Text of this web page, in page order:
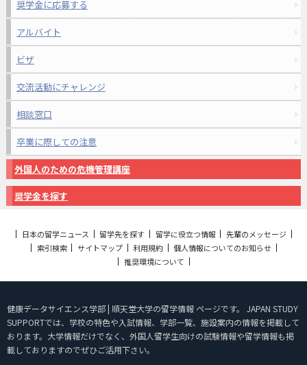
奨学金に応募する
アルバイト
ビザ
交流活動にチャレンジ
相談窓口
卒業に際しての注意
外国人のための危機管理講座
奨学金を探す
日本の留学ニュース 留学先を探す 留学に役立つ情報
先輩のメッセージ
索引検索
サイトマップ 利用規約
個人情報についてのお知らせ
推奨環境について
健康データサイエンス学部 | 順天堂大学の留学情報 ページです。 JAPAN STUDY
SUPPORTでは、学校の特色や入試情報、学部一覧、施設案内の情報を掲載して
おります。大学情報だけでなく、外国人留学生向けの試験情報や留学情報も掲
載しておりますのでぜひご活用下さい。